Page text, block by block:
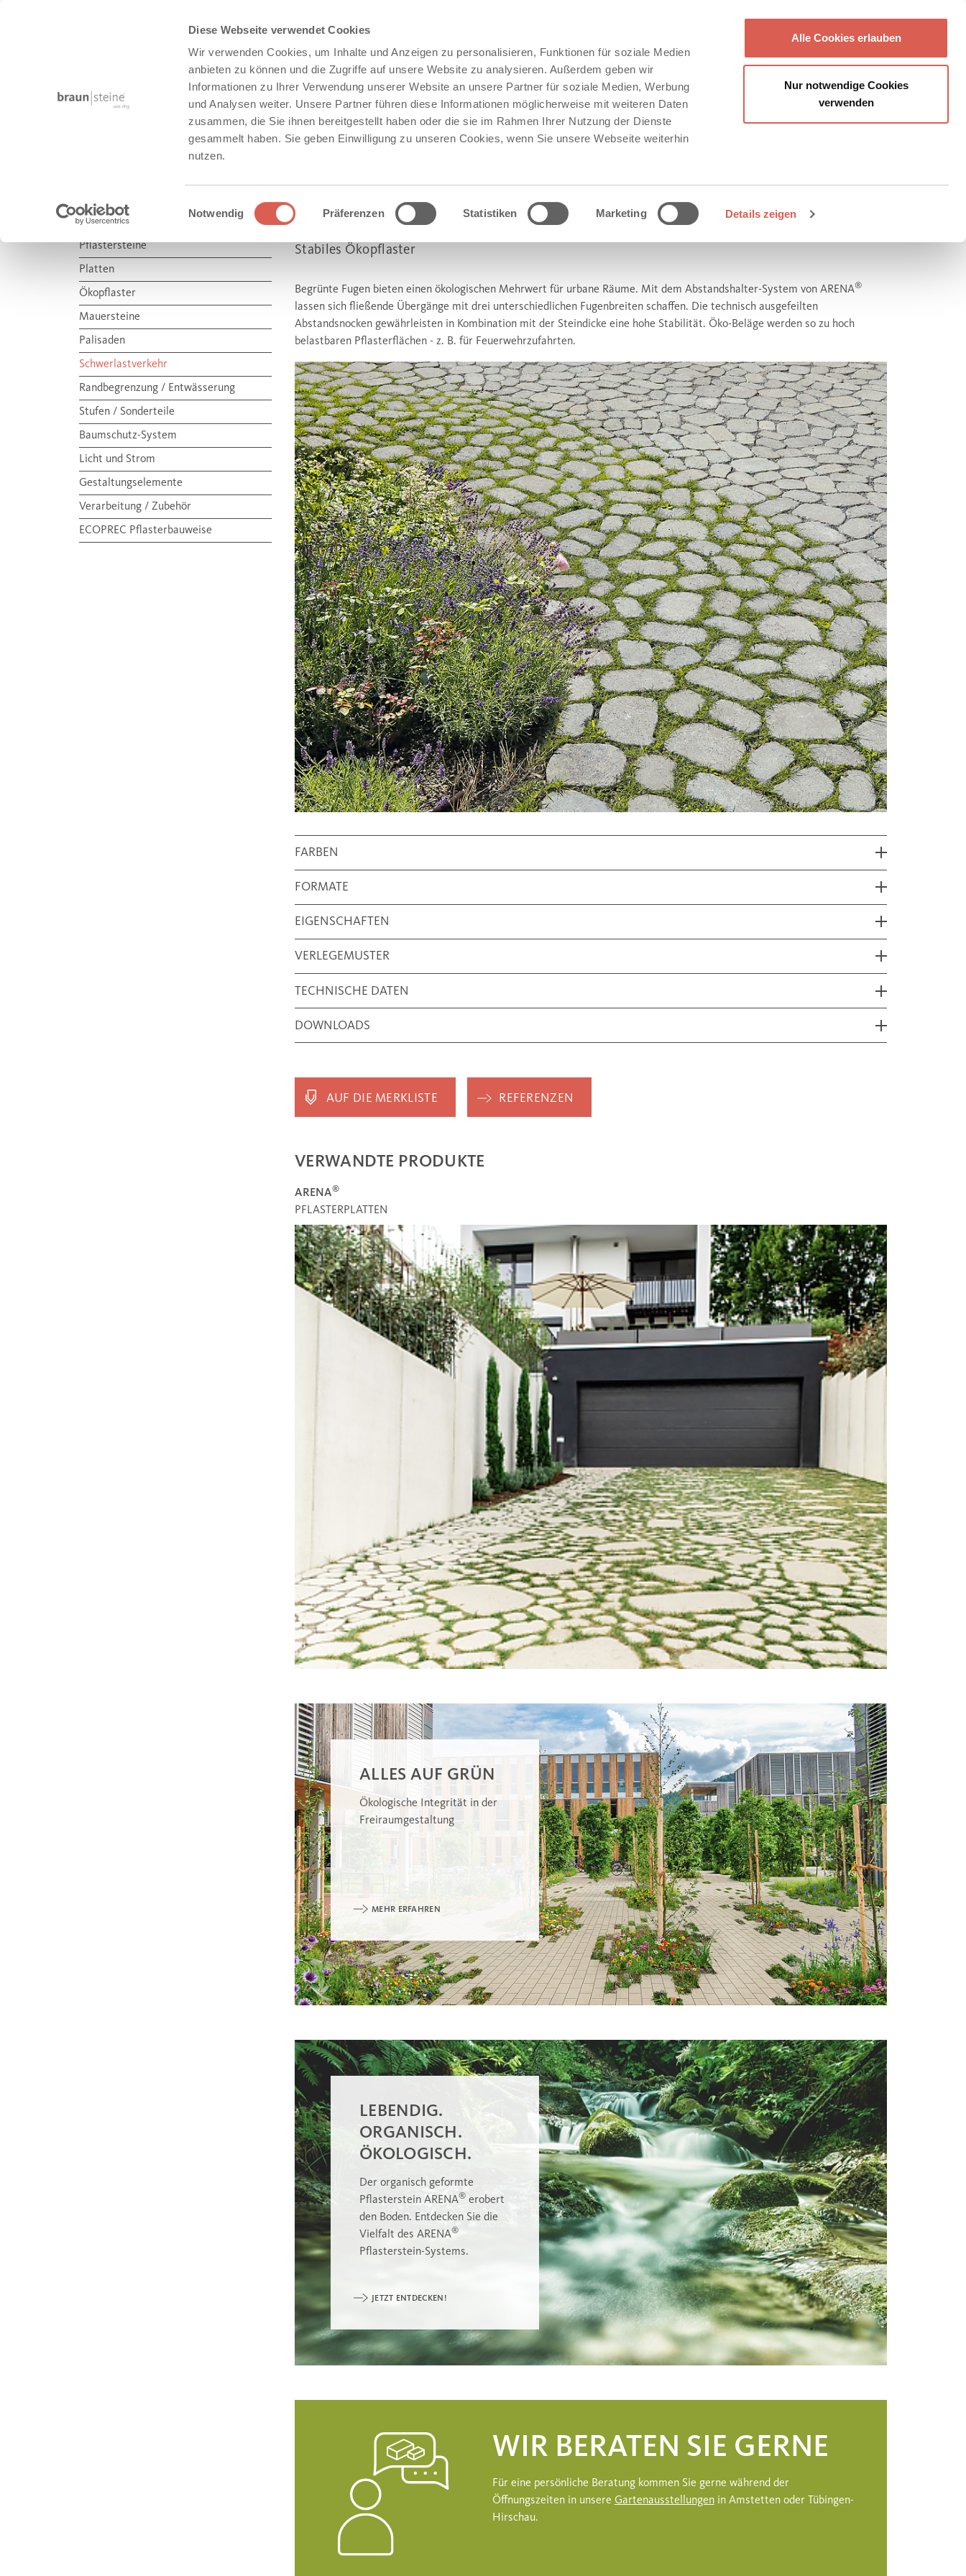
Diese Webseite verwendet Cookies
Wir verwenden Cookies, um Inhalte und Anzeigen zu personalisieren, Funktionen für soziale Medien
anbieten zu können und die Zugriffe auf unsere Website zu analysieren. Außerdem geben wir
Informationen zu Ihrer Verwendung unserer Website an unsere Partner für soziale Medien, Werbung
und Analysen weiter. Unsere Partner führen diese Informationen möglicherweise mit weiteren Daten
zusammen, die Sie ihnen bereitgestellt haben oder die sie im Rahmen Ihrer Nutzung der Dienste
gesammelt haben. Sie geben Einwilligung zu unseren Cookies, wenn Sie unsere Webseite weiterhin
nutzen.
Einwilligungsauswahl
Notwendig Präferenzen Statistiken Marketing Details zeigen
Alle Cookies erlauben
Nur notwendige Cookies
verwenden
STADT + OBJEKTBAU
STADT + OBJEKTBAU
Pflastersteine
Platten
Ökopflaster
Mauersteine
Palisaden
Schwerlastverkehr
Randbegrenzung / Entwässerung
Stufen / Sonderteile
Baumschutz-System
Licht und Strom
Gestaltungselemente
Verarbeitung / Zubehör
ECOPREC Pflasterbauweise
ARENA®VEGETATIONSFUGENSTEIN
Stabiles Ökopflaster
Begrünte Fugen bieten einen ökologischen Mehrwert für urbane Räume. Mit dem Abstandshalter-System von ARENA®
lassen sich fließende Übergänge mit drei unterschiedlichen Fugenbreiten schaffen. Die technisch ausgefeilten
Abstandsnocken gewährleisten in Kombination mit der Steindicke eine hohe Stabilität. Öko-Beläge werden so zu hoch
belastbaren Pflasterflächen - z. B. für Feuerwehrzufahrten.
FARBEN
FORMATE
EIGENSCHAFTEN
VERLEGEMUSTER
TECHNISCHE DATEN
DOWNLOADS
AUF DIE MERKLISTE REFERENZEN
VERWANDTE PRODUKTE
ARENA®
PFLASTERPLATTEN
ALLES AUF GRÜN
Ökologische Integrität in der
Freiraumgestaltung
MEHR ERFAHREN
LEBENDIG.
ORGANISCH.
ÖKOLOGISCH.
Der organisch geformte
Pflasterstein ARENA® erobert
den Boden. Entdecken Sie die
Vielfalt des ARENA®
Pflasterstein-Systems.
JETZT ENTDECKEN!
WIR BERATEN SIE GERNE
Für eine persönliche Beratung kommen Sie gerne während der
Öffnungszeiten in unsere Gartenausstellungenin Amstetten oder Tübingen-
Hirschau.